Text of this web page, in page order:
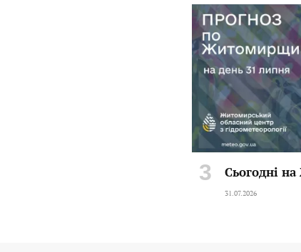
Сьогодні
31.07.2026